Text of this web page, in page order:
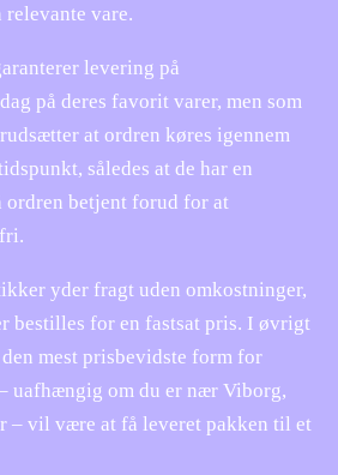
relevante vare.
levering på
på deres favorit varer, men som
at ordren køres igennem
således at de har en
ordren betjent forud for at
yder fragt uden omkostninger,
bestilles for en fastsat pris. I øvrigt
mest prisbevidste form for
uafhængig om du er nær Viborg,
– vil være at få leveret pakken til et